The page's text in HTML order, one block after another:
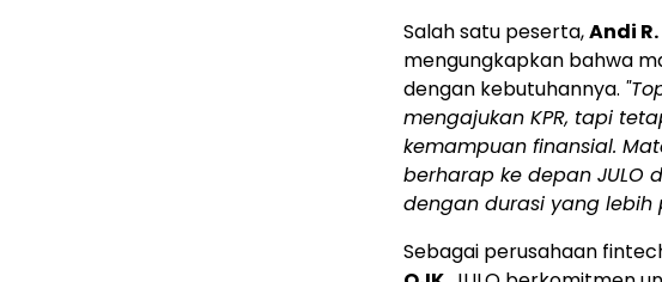
Salah satu peserta,Andi
mengungkapkan bahwa
dengan kebutuhannya.
mengajukan KPR, tapi
kemampuan finansial.
berharap ke depan
dengan durasi yang lebih
Sebagai perusahaan